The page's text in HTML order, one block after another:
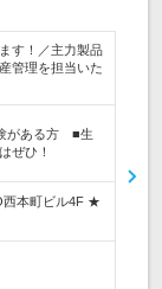
す！／主力製品
管理を担当いた
がある方 ■生
ぜひ！
西本町ビル4F ★